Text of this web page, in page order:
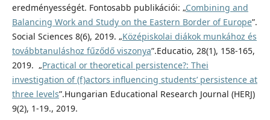
eredményességét. Fontosabb publikációi: „Combining and
Balancing Work and Study on the Eastern Border of Europe”.
Social Sciences 8(6), 2019. „Középiskolai diákok munkához és
továbbtanuláshoz fűződő viszonya”.Educatio, 28(1), 158-165,
2019. „Practical or theoretical persistence?: Thei
investigation of (f)actors influencing students’ persistence at
three levels”.Hungarian Educational Research Journal (HERJ)
9(2), 1-19., 2019.